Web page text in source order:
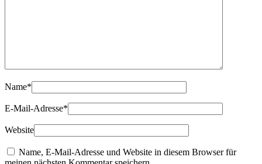
Name*
E-Mail-Adresse*
Website
Name, E-Mail-Adresse und Website in diesem Browser für